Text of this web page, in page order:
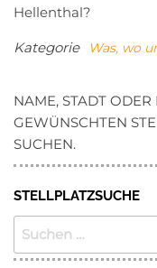
Hellenthal?
Kategorie Was, wo
NAME, STADT
GEWÜNSCHTEN
SUCHEN.
STELLPLATZSUCHE
SUCHEN